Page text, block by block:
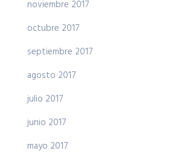
noviembre 2017
octubre 2017
septiembre 2017
agosto 2017
julio 2017
junio 2017
mayo 2017